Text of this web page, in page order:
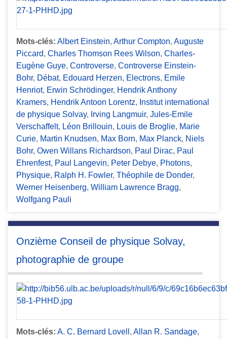
Mots-clés: Albert Einstein, Arthur Compton, Auguste
Piccard, Charles Thomson Rees Wilson, Charles-
Eugène Guye, Controverse, Controverse Einstein-
Bohr, Débat, Edouard Herzen, Electrons, Emile
Henriot, Erwin Schrödinger, Hendrik Anthony
Kramers, Hendrik Antoon Lorentz, Institut international
de physique Solvay, Irving Langmuir, Jules-Emile
Verschaffelt, Léon Brillouin, Louis de Broglie, Marie
Curie, Martin Knudsen, Max Born, Max Planck, Niels
Bohr, Owen Willans Richardson, Paul Dirac, Paul
Ehrenfest, Paul Langevin, Peter Debye, Photons,
Physique, Ralph H. Fowler, Théophile de Donder,
Werner Heisenberg, William Lawrence Bragg,
Wolfgang Pauli
Onzième Conseil de physique Solvay,
photographie de groupe
Mots-clés: A. C. Bernard Lovell , Allan R. Sandage,